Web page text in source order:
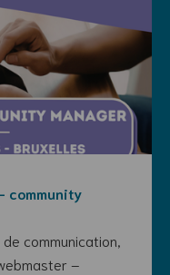
community
communication,
–